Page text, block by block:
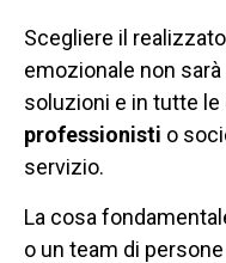
Scegliere il
emozionale non
soluzioni e in tutte
professionisti o
servizio.
La cosa
o un team di